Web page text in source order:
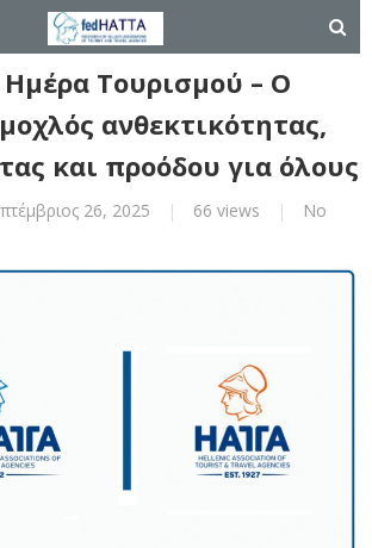
Τουρισμού – Ο
ανθεκτικότητας,
και προόδου για όλους
26, 2025 | 66 views |
No